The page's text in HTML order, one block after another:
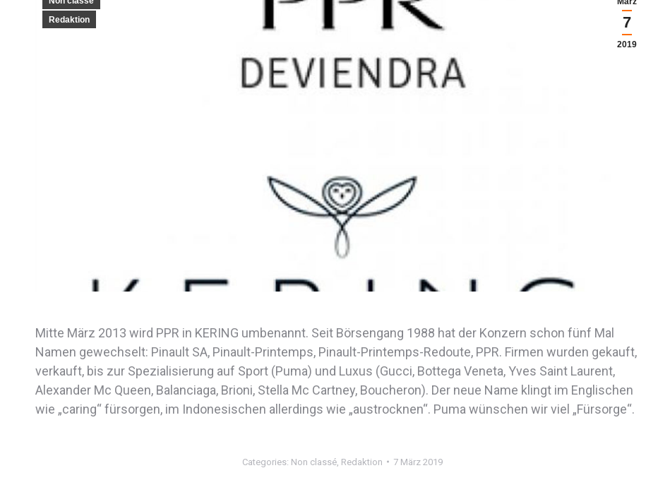
7
2019
Redaktion
Mitte März 2013 wird PPR in KERING umbenannt. Seit Börsengang 1988 hat der Konzern schon fünf Mal
Namen gewechselt: Pinault SA, Pinault-Printemps, Pinault-Printemps-Redoute, PPR. Firmen wurden gekauft,
verkauft, bis zur Spezialisierung auf Sport (Puma) und Luxus (Gucci, Bottega Veneta, Yves Saint Laurent,
Alexander Mc Queen, Balanciaga, Brioni, Stella Mc Cartney, Boucheron). Der neue Name klingt im Englischen
wie „caring“ fürsorgen, im Indonesischen allerdings wie „austrocknen“. Puma wünschen wir viel „Fürsorge“.
Categories: Non classé, Redaktion 7 März 2019